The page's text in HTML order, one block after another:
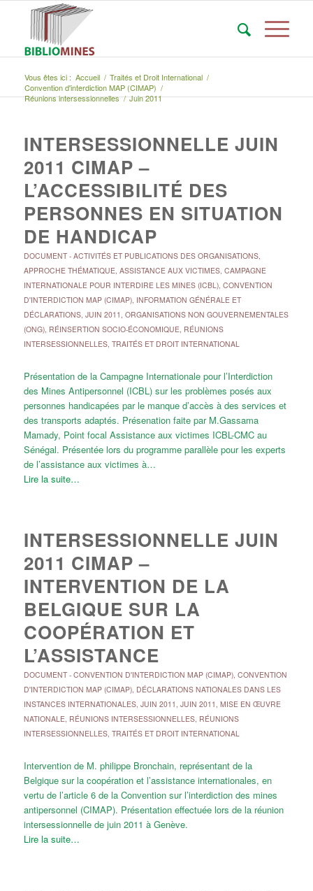
Vous êtes ici : Accueil / Traités et Droit International /
Convention d'interdiction MAP (CIMAP) /
Réunions intersessionnelles / Juin 2011
INTERSESSIONNELLE JUIN
2011 CIMAP –
L’ACCESSIBILITÉ DES
PERSONNES EN SITUATION
DE HANDICAP
DOCUMENT- ACTIVITÉS ET PUBLICATIONS DES ORGANISATIONS,
APPROCHE THÉMATIQUE, ASSISTANCE AUX VICTIMES, CAMPAGNE
INTERNATIONALE POUR INTERDIRE LES MINES (ICBL), CONVENTION
D'INTERDICTION MAP (CIMAP), INFORMATION GÉNÉRALE ET
DÉCLARATIONS, JUIN 2011 , ORGANISATIONS NON GOUVERNEMENTALES
(ONG), RÉINSERTION SOCIO-ÉCONOMIQUE, RÉUNIONS
INTERSESSIONNELLES, TRAITÉS ET DROIT INTERNATIONAL
Présentation de la Campagne Internationale pour l’Interdiction
des Mines Antipersonnel (ICBL) sur les problèmes posés aux
personnes handicapées par le manque d’accès à des services et
des transports adaptés. Présenation faite par M.Gassama
Mamady, Point focal Assistance aux victimes ICBL-CMC au
Sénégal. Présentée lors du programme parallèle pour les experts
de l’assistance aux victimes à…
Lire la suite…
INTERSESSIONNELLE JUIN
2011 CIMAP –
INTERVENTION DE LA
BELGIQUE SUR LA
COOPÉRATION ET
L’ASSISTANCE
DOCUMENT- CONVENTION D'INTERDICTION MAP (CIMAP), CONVENTION
D'INTERDICTION MAP (CIMAP), DÉCLARATIONS NATIONALES DANS LES
INSTANCES INTERNATIONALES, JUIN 2011 , JUIN 2011 , MISE EN ŒUVRE
NATIONALE, RÉUNIONS INTERSESSIONNELLES, RÉUNIONS
INTERSESSIONNELLES, TRAITÉS ET DROIT INTERNATIONAL
Intervention de M. philippe Bronchain, représentant de la
Belgique sur la coopération et l’assistance internationales, en
vertu de l’article 6 de la Convention sur l’interdiction des mines
antipersonnel (CIMAP). Présentation effectuée lors de la réunion
intersessionnelle de juin 2011 à Genève.
Lire la suite…